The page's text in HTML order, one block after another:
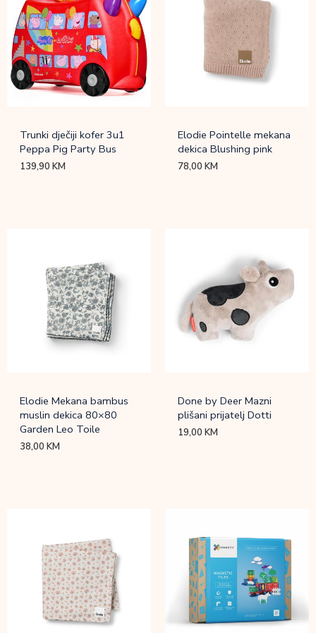
Trunki dječiji kofer 3u1
Peppa Pig Party Bus
139,90KM
Elodie Pointelle mekana
dekica Blushing pink
78,00KM
Elodie Mekana bambus
muslin dekica 80×80
Garden Leo Toile
38,00KM
Done by Deer Mazni
plišani prijatelj Dotti
19,00KM